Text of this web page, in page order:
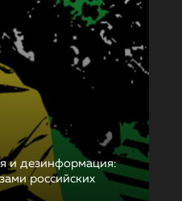
и дезинформация:
российских